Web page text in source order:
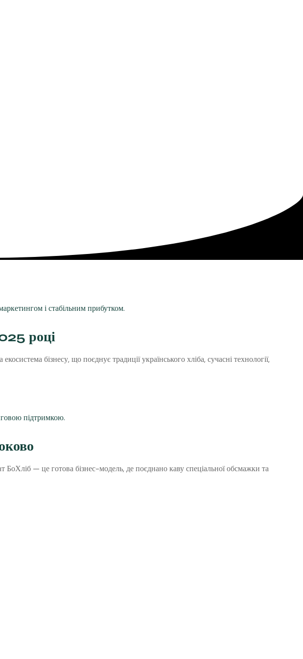
році
бізнесу, що поєднує традиції українського хліба, сучасні технології,
— це готова бізнес-модель, де поєднано каву спеціальної обсмажки та